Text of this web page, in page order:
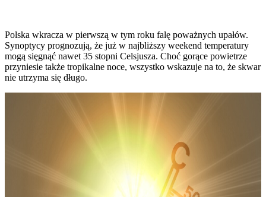
Polska wkracza w pierwszą w tym roku falę poważnych upałów.
Synoptycy prognozują, że już w najbliższy weekend temperatury
mogą sięgnąć nawet 35 stopni Celsjusza. Choć gorące powietrze
przyniesie także tropikalne noce, wszystko wskazuje na to, że skwar
nie utrzyma się długo.